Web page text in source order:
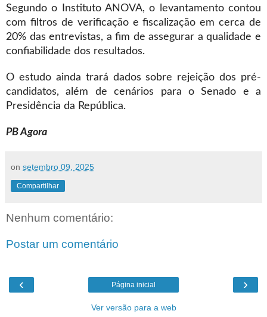
Segundo o Instituto ANOVA, o levantamento contou
com filtros de verificação e fiscalização em cerca de
20% das entrevistas, a fim de assegurar a qualidade e
confiabilidade dos resultados.
O estudo ainda trará dados sobre rejeição dos pré-
candidatos, além de cenários para o Senado e a
Presidência da República.
PB Agora
on setembro 09, 2025
Compartilhar
Nenhum comentário:
Postar um comentário
‹ ›
Página inicial
Ver versão para a web